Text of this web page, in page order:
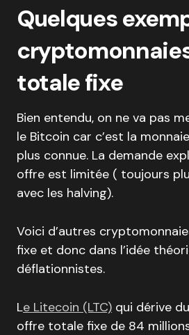
Quelques
totale fixe
Bien entendu, on ne va pas
le Bitcoin car c’est la
plus connue. La demande
offre est limitée ( toujours
avec les halving).
Voici d’autres
fixe et donc dans l’idée
déflationnistes.
Le Litecoin (LTC) qui dérive
offre totale fixe de 84